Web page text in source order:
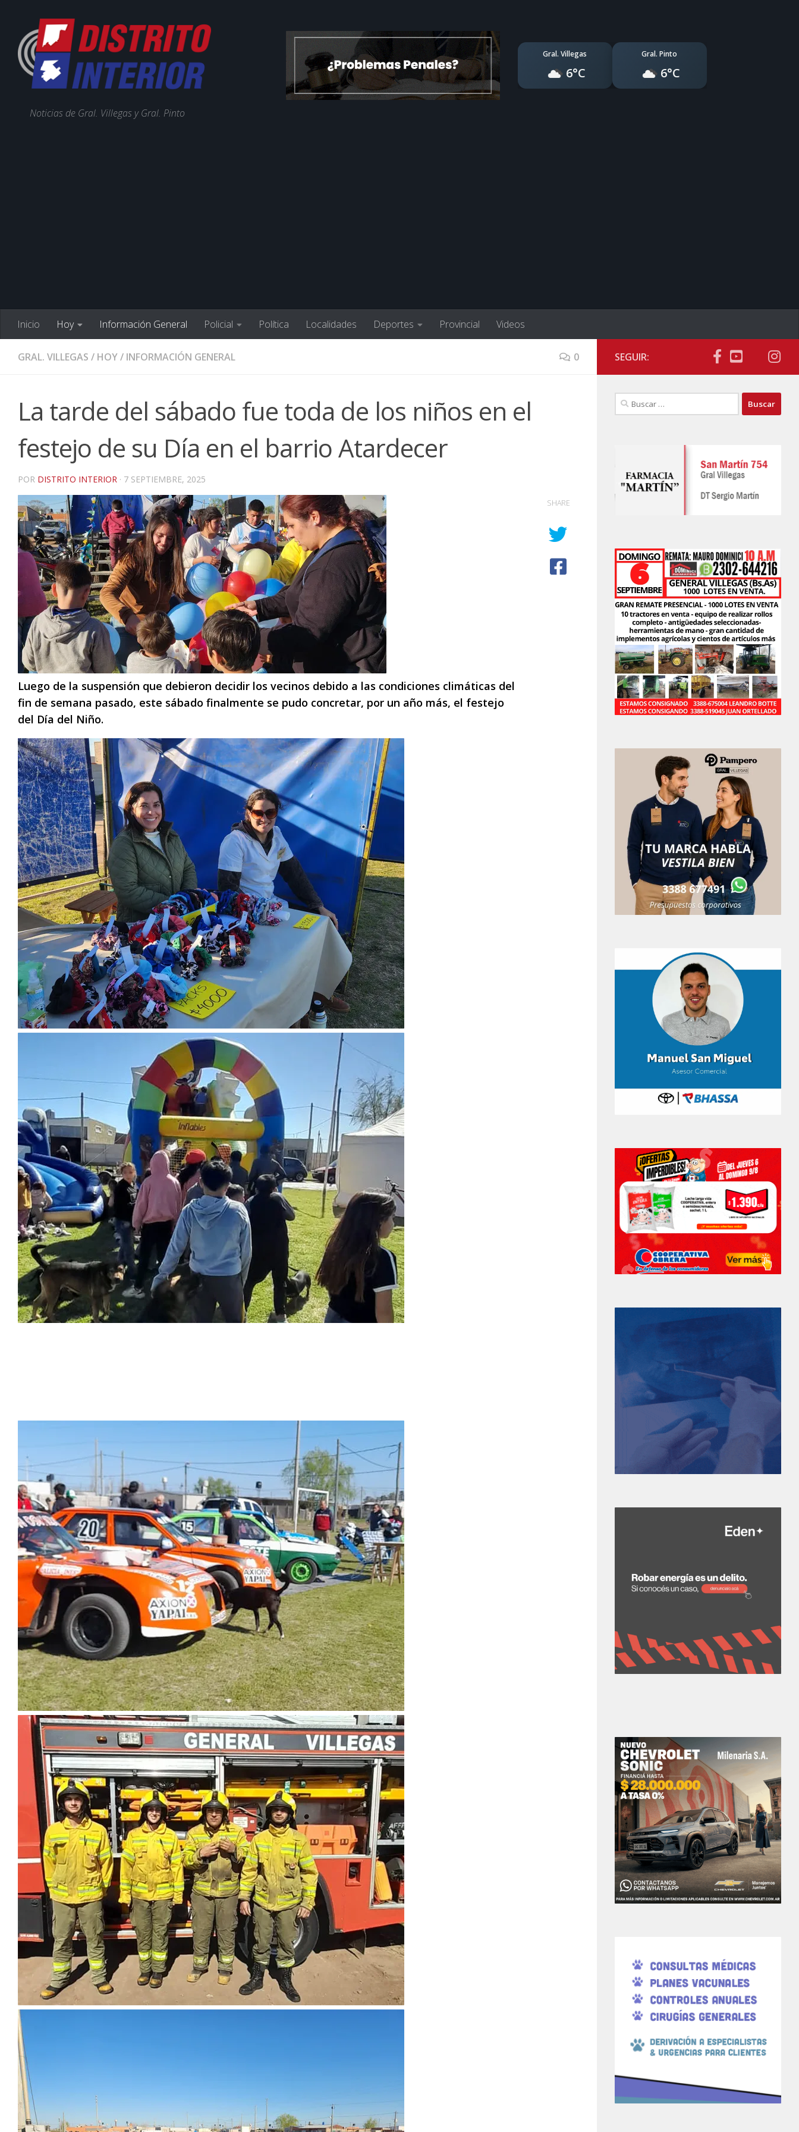
Noticias de Gral. Villegas y Gral. Pinto
Gral. Villegas
6°C
Gral. Pinto
6°C
Inicio Hoy Información General Policial Política Localidades Deportes Provincial Videos
GRAL. VILLEGAS / HOY/ INFORMACIÓN GENERAL 0
La tarde del sábado fue toda de los niños en el
festejo de su Día en el barrio Atardecer
POR DISTRITO INTERIOR · 7 SEPTIEMBRE, 2025
Luego de la suspensión que debieron decidir los vecinos debido a las condiciones climáticas del
fin de semana pasado, este sábado finalmente se pudo concretar, por un año más, el festejo
del Día del Niño.
SHARE
SEGUIR:
Buscar: